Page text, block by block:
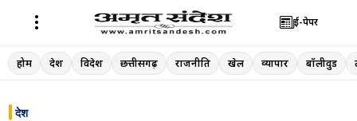
Skip
to
ई-पेपर
होम देश विदेश छत्तीसगढ़ राजनीति खेल व्यापार बॉलीवुड
देश